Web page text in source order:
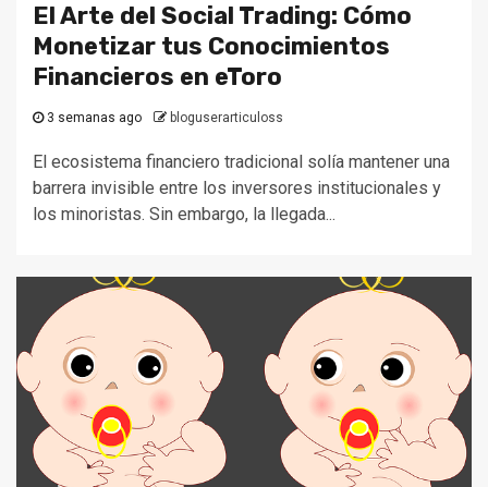
El Arte del Social Trading: Cómo
Monetizar tus Conocimientos
Financieros en eToro
3 semanas ago bloguserarticuloss
El ecosistema financiero tradicional solía mantener una
barrera invisible entre los inversores institucionales y
los minoristas. Sin embargo, la llegada...